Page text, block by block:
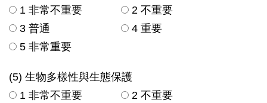
1 非常不重要
2 不重要
3 普通
4 重要
5 非常重要
(5) 生物多樣性與生態保護
1 非常不重要
2 不重要